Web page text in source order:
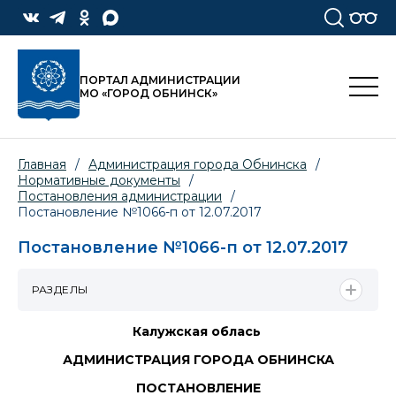
ПОРТАЛ АДМИНИСТРАЦИИ
МО «ГОРОД ОБНИНСК»
Главная / Администрация города Обнинска
/
Нормативные документы
/
Постановления администрации
/
Постановление №1066-п от 12.07.2017
Постановление №1066-п от 12.07.2017
Калужская облась
АДМИНИСТРАЦИЯ ГОРОДА ОБНИНСКА
ПОСТАНОВЛЕНИЕ
РАЗДЕЛЫ